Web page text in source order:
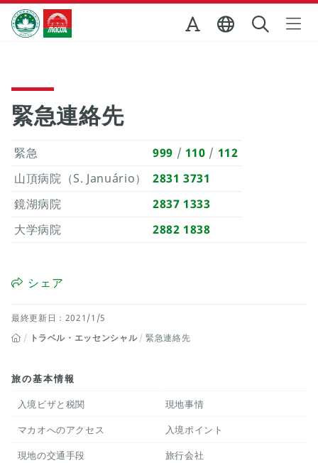
Skip to Main Content
マカオ政府観光局
緊急連絡先
緊急 999 / 110 / 112
山頂病院（S. Januário）
2831 3731
鏡湖病院
2837 1333
大学病院
2882 1838
シェア
最終更新日：2021/1/5
トラベル・エッセンシャル
緊急連絡先
旅の基本情報
入境ビザと税関
現地事情
マカオへのアクセス 入境ポイント
現地の交通手段 旅行会社